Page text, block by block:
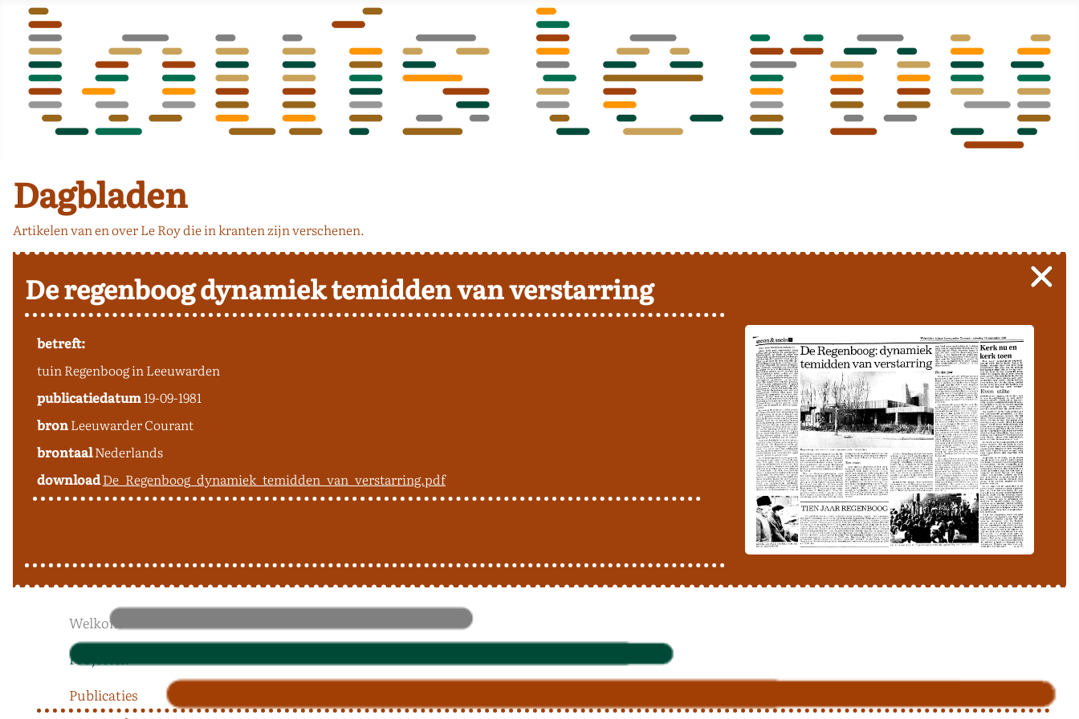
Welkom
Projecten
Publicaties
Dagbladen
Artikelen van en over Le Roy die in kranten zijn verschenen.
De regenboog dynamiek temidden van verstarring
betreft:
tuin Regenboog in Leeuwarden
publicatiedatum19-09-1981
bronLeeuwarder Courant
brontaalNederlands
downloadDe_Regenboog_dynamiek_temidden_van_verstarring.pdf